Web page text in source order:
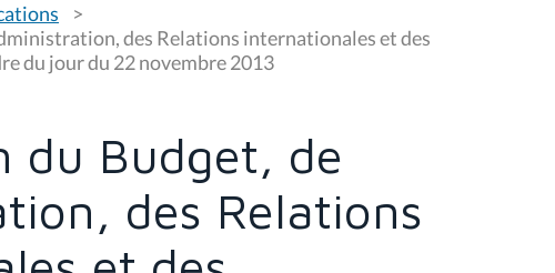
des Relations internationales et des
du jour du 22 novembre 2013
du Budget, de
des Relations